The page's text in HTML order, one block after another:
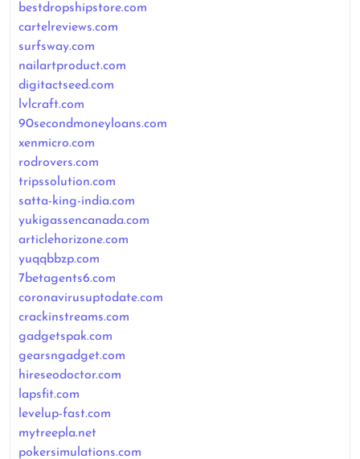
bestdropshipstore.com
cartelreviews.com
surfsway.com
nailartproduct.com
digitactseed.com
lvlcraft.com
90secondmoneyloans.com
xenmicro.com
rodrovers.com
tripssolution.com
satta-king-india.com
yukigassencanada.com
articlehorizone.com
yuqqbbzp.com
7betagents6.com
coronavirusuptodate.com
crackinstreams.com
gadgetspak.com
gearsngadget.com
hireseodoctor.com
lapsfit.com
levelup-fast.com
mytreepla.net
pokersimulations.com